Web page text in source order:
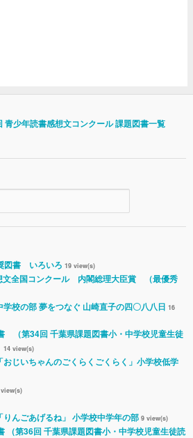
少年読書感想文コンクール 課題図書一覧
図書 いろいろ 19 view(s)
全国コンクール 内閣総理大臣賞 （最優秀
校の部 夢をつなぐ 山崎直子の四〇八八日 16
（第34回 千葉県課題図書小・中学校児童生徒
14 view(s)
じいちゃんのごくらくごくらく」小学校低学
んごあげるね」 小学校中学年の部 9 view(s)
（第36回 千葉県課題図書小・中学校児童生徒読